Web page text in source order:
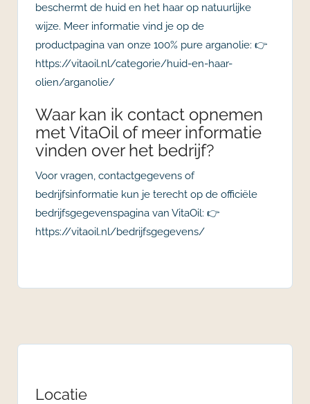
beschermt de huid en het haar op natuurlijke
wijze. Meer informatie vind je op de
productpagina van onze 100% pure arganolie: 👉
https://vitaoil.nl/categorie/huid-en-haar-
olien/arganolie/
Waar kan ik contact opnemen
met VitaOil of meer informatie
vinden over het bedrijf?
Voor vragen, contactgegevens of
bedrijfsinformatie kun je terecht op de officiële
bedrijfsgegevenspagina van VitaOil: 👉
https://vitaoil.nl/bedrijfsgegevens/
Locatie